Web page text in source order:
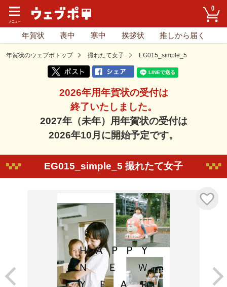
0
年賀状 喪中 寒中 挨拶状 推しから届く
年賀状のウェブポトップ 撮れたて女子 EG015_simple_5
2026年用年賀状の受付は
終了いたしました。
2027年（未年）用年賀状の受付は
2026年10月に開始予定です。
EG015_simple_5 撮れたて女子